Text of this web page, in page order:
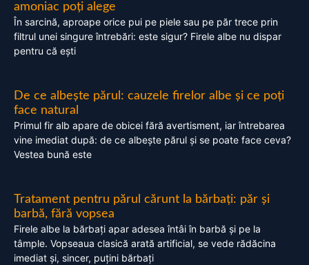
amoniac poți alege
În sarcină, aproape orice pui pe piele sau pe păr trece prin
filtrul unei singure întrebări: este sigur? Firele albe nu dispar
pentru că ești
De ce albește părul: cauzele firelor albe și ce poți
face natural
Primul fir alb apare de obicei fără avertisment, iar întrebarea
vine imediat după: de ce albește părul și se poate face ceva?
Vestea bună este
Tratament pentru părul cărunt la bărbați: păr și
barbă, fără vopsea
Firele albe la bărbați apar adesea întâi în barbă și pe la
tâmple. Vopseaua clasică arată artificial, se vede rădăcina
imediat și, sincer, puțini bărbați